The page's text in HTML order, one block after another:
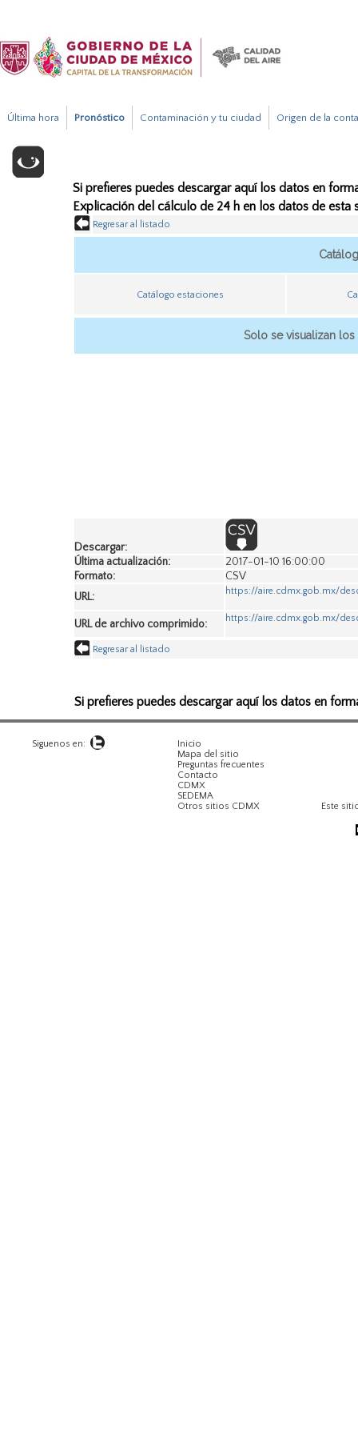
Última hora Pronóstico Contaminación y tu ciudad Origen de la
Si prefieres puedes descargar aquí los datos en
Explicación del cálculo de 24 h en los datos de esta
Regresar al listado
Catálogo estaciones
Solo se visualizan
Descargar:
Última actualización:
2017-01-10 16:00:00
Formato:
CSV
URL:
https://aire.cdmx.gob.mx/
URL de archivo comprimido: https://aire.cdmx.gob.mx/
Regresar al listado
Si prefieres puedes descargar aquí los datos en
Siguenos en:
Inicio
Mapa del sitio
Preguntas frecuentes
Contacto
CDMX
SEDEMA
Otros sitios CDMX
Este